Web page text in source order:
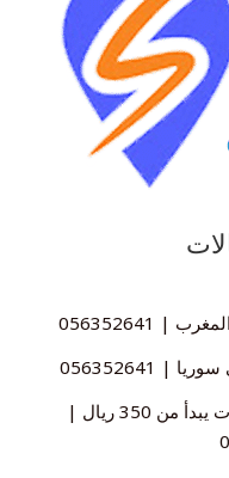
سعر الشحن من السعودية للامارات يبدأ من 350 ريال |